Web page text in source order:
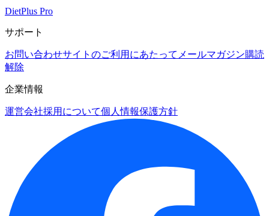
DietPlus Pro
サポート
お問い合わせサイトのご利用にあたって メールマガジン購読
解除
企業情報
運営会社採用について個人情報保護方針